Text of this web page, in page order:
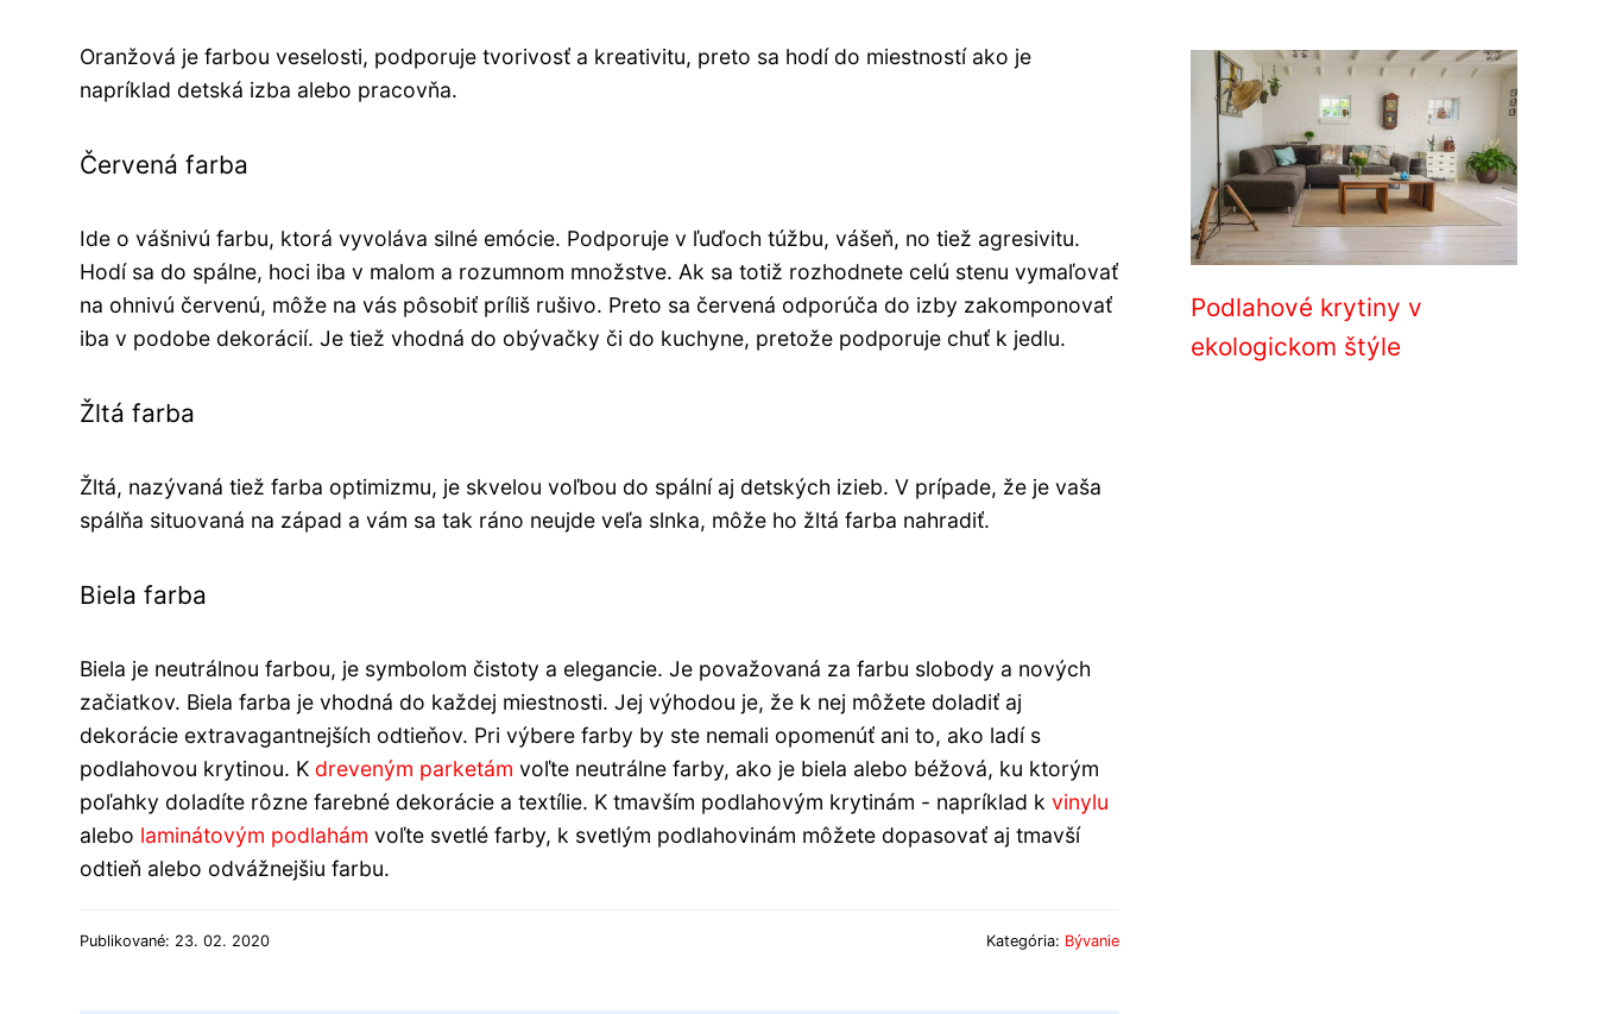
Oranžová je farbou veselosti, podporuje tvorivosť a kreativitu, preto sa hodí do miestností ako je
napríklad detská izba alebo pracovňa.
Červená farba
Ide o vášnivú farbu, ktorá vyvoláva silné emócie. Podporuje v ľuďoch túžbu, vášeň, no tiež agresivitu.
Hodí sa do spálne, hoci iba v malom a rozumnom množstve. Ak sa totiž rozhodnete celú stenu vymaľovať
na ohnivú červenú, môže na vás pôsobiť príliš rušivo. Preto sa červená odporúča do izby zakomponovať
iba v podobe dekorácií. Je tiež vhodná do obývačky či do kuchyne, pretože podporuje chuť k jedlu.
Žltá farba
Žltá, nazývaná tiež farba optimizmu, je skvelou voľbou do spální aj detských izieb. V prípade, že je vaša
spálňa situovaná na západ a vám sa tak ráno neujde veľa slnka, môže ho žltá farba nahradiť.
Biela farba
Biela je neutrálnou farbou, je symbolom čistoty a elegancie. Je považovaná za farbu slobody a nových
začiatkov. Biela farba je vhodná do každej miestnosti. Jej výhodou je, že k nej môžete doladiť aj
dekorácie extravagantnejších odtieňov. Pri výbere farby by ste nemali opomenúť ani to, ako ladí s
podlahovou krytinou. K dreveným parketám voľte neutrálne farby, ako je biela alebo béžová, ku ktorým
poľahky doladíte rôzne farebné dekorácie a textílie. K tmavším podlahovým krytinám - napríklad k vinylu
alebo laminátovým podlahám voľte svetlé farby, k svetlým podlahovinám môžete dopasovať aj tmavší
odtieň alebo odvážnejšiu farbu.
Publikované: 23. 02. 2020 Kategória: Bývanie
Podlahové krytiny v
ekologickom štýle